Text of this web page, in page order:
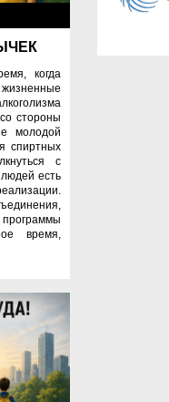
когда
стороны
молодой
спиртных
с
есть
время,